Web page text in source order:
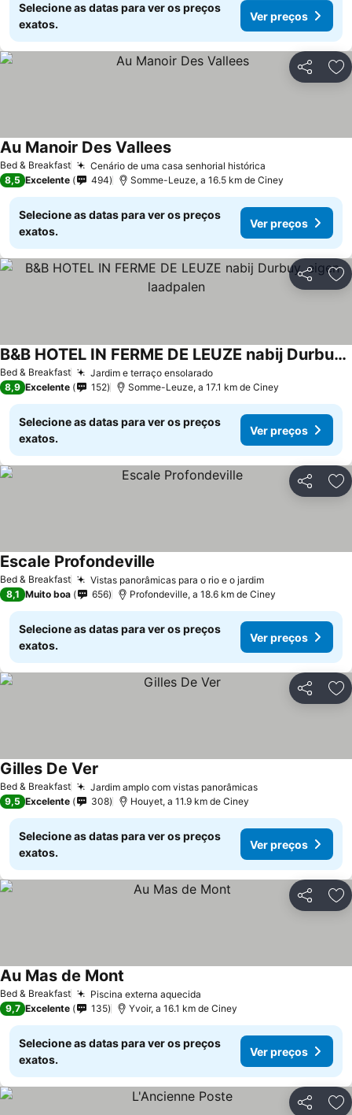
Selecione as datas para ver os preços
exatos.
Ver preços
Partilhar
Bed & Breakfast Cenário de uma casa senhorial histórica
Au Manoir Des ValleesVer preços
8,5 Excelente 494 Somme-Leuze, a 16.5 km de Ciney
Selecione as datas para ver os preços
exatos.
Ver preços
Partilhar
Bed & Breakfast Jardim e terraço ensolaradoVer preços
B&B HOTEL IN FERME DE LEUZE nabij Durbuy, eigen laadpalen
Ver preços
8,9 Excelente 152 Somme-Leuze, a 17.1 km de Ciney
Selecione as datas para ver os preços
exatos.
Ver preços
Partilhar
Bed & Breakfast Vistas panorâmicas para o rio e o jardimVer preços
Escale Profondeville
8,1 Muito boa 656 Profondeville, a 18.6 km de Ciney
Selecione as datas para ver os preços
exatos.
Ver preços
Partilhar
Bed & Breakfast Jardim amplo com vistas panorâmicasVer preços
Gilles De Ver
9,5 Excelente 308 Houyet, a 11.9 km de Ciney
Selecione as datas para ver os preços
exatos.
Ver preços
Partilhar
Bed & Breakfast Piscina externa aquecida
Au Mas de Mont
9,7 Excelente 135 Yvoir, a 16.1 km de Ciney
Selecione as datas para ver os preços
exatos.
Ver preços
Partilhar